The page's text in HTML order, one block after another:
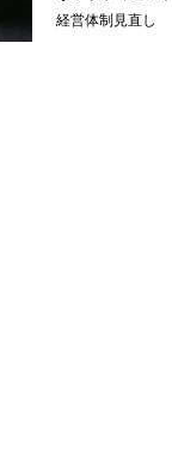
経営体制見直し